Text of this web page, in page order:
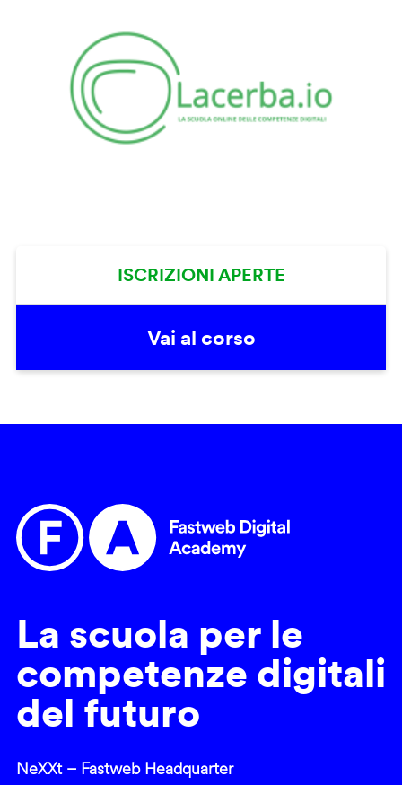
ISCRIZIONI APERTE
Vai al corso
La scuola per le
competenze digitali
del futuro
NeXXt – Fastweb Headquarter